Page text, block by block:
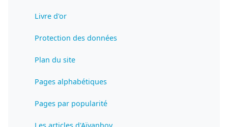
Livre d'or
Protection des données
Plan du site
Pages alphabétiques
Pages par popularité